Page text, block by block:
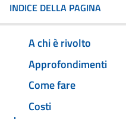
INDICE DELLA PAGINA
A chi è rivolto
Approfondimenti
Come fare
Costi